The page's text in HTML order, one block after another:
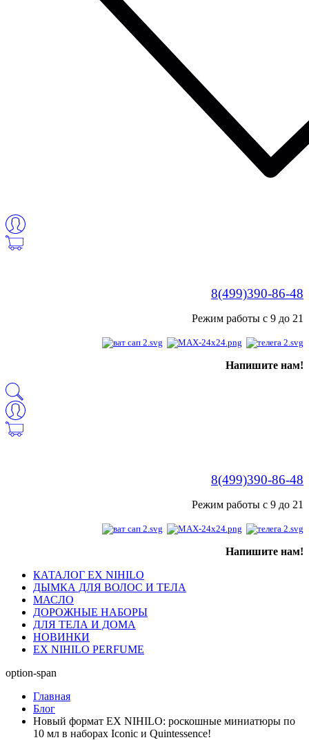
8(499)390-86-48
Режим работы с 9 до 21
Напишите нам!
8(499)390-86-48
Режим работы с 9 до 21
Напишите нам!
КАТАЛОГ EX NIHILO
ДЫМКА ДЛЯ ВОЛОС И ТЕЛА
МАСЛО
ДОРОЖНЫЕ НАБОРЫ
ДЛЯ ТЕЛА И ДОМА
НОВИНКИ
EX NIHILO PERFUME
option-span
Главная
Блог
Новый формат EX NIHILO: роскошные миниатюры по
10 мл в наборах Iconic и Quintessence!